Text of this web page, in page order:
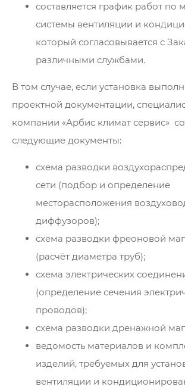
составляется график работ по
системы вентиляции и
который согласовывается с
различными службами.
В том случае, если установка
проектной документации,
компании «Арбис климат сервис»
следующие документы:
схема разводки
сети (подбор и определение
месторасположения
диффузоров);
схема разводки фреоновой
(расчёт диаметра труб);
схема электрических
(определение сечения
проводов);
схема разводки дренажной
ведомость материалов и
изделий, требуемых для
вентиляции и